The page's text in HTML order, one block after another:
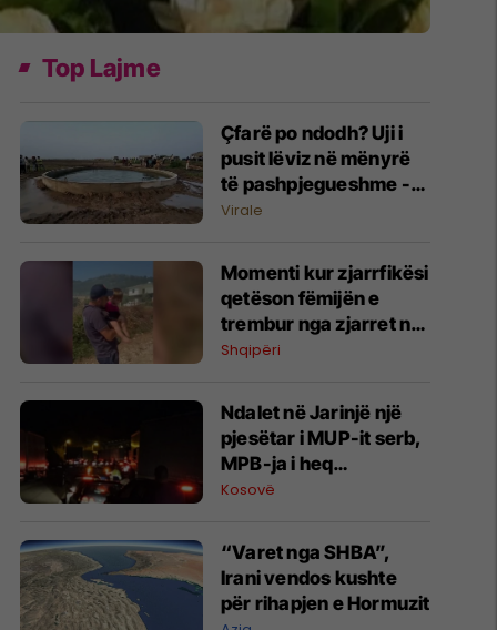
Top Lajme
Çfarë po ndodh? Uji i
pusit lëviz në mënyrë
të pashpjegueshme -
banorët në Indi të
Virale
Momenti kur zjarrfikësi
qetëson fëmijën e
trembur nga zjarret në
Mallakastër,
Shqipëri
Ndalet në Jarinjë një
pjesëtar i MUP-it serb,
MPB-ja i heq
shtetësinë e Kosovës
Kosovë
“Varet nga SHBA”,
Irani vendos kushte
për rihapjen e Hormuzit